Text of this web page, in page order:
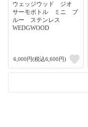
ウェッジウッド ジオ
サーモボトル ミニ ブ
ルー ステンレス
WEDGWOOD
6,000円(税込6,600円)